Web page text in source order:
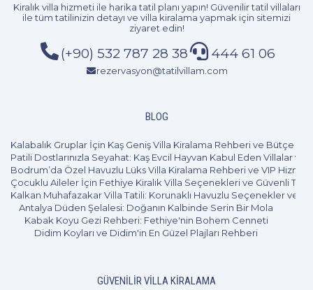
Kiralık villa hizmetiile harika tatil planı yapın! Güvenilir tatil villaları
ile tüm tatilinizin detayı ve villa kiralama yapmak için sitemizi
ziyaret edin!
(+90) 532 787 28 38 444 61 06
rezervasyon@tatilvillam.com
BLOG
Kalabalık Gruplar İçin Kaş Geniş Villa Kiralama Rehberi ve Bütçe
Patili Dostlarınızla Seyahat: Kaş Evcil Hayvan Kabul Eden Villalar ve
Bodrum’da Özel Havuzlu Lüks Villa Kiralama Rehberi ve VIP
Çocuklu Aileler İçin Fethiye Kiralık Villa Seçenekleri ve Güvenli
Kalkan Muhafazakar Villa Tatili: Korunaklı Havuzlu Seçenekler ve
Antalya Düden Şelalesi: Doğanın Kalbinde Serin Bir Mola
Kabak Koyu Gezi Rehberi: Fethiye'nin Bohem Cenneti
Didim Koyları ve Didim'in En Güzel Plajları Rehberi
GÜVENILIR VILLA KIRALAMA